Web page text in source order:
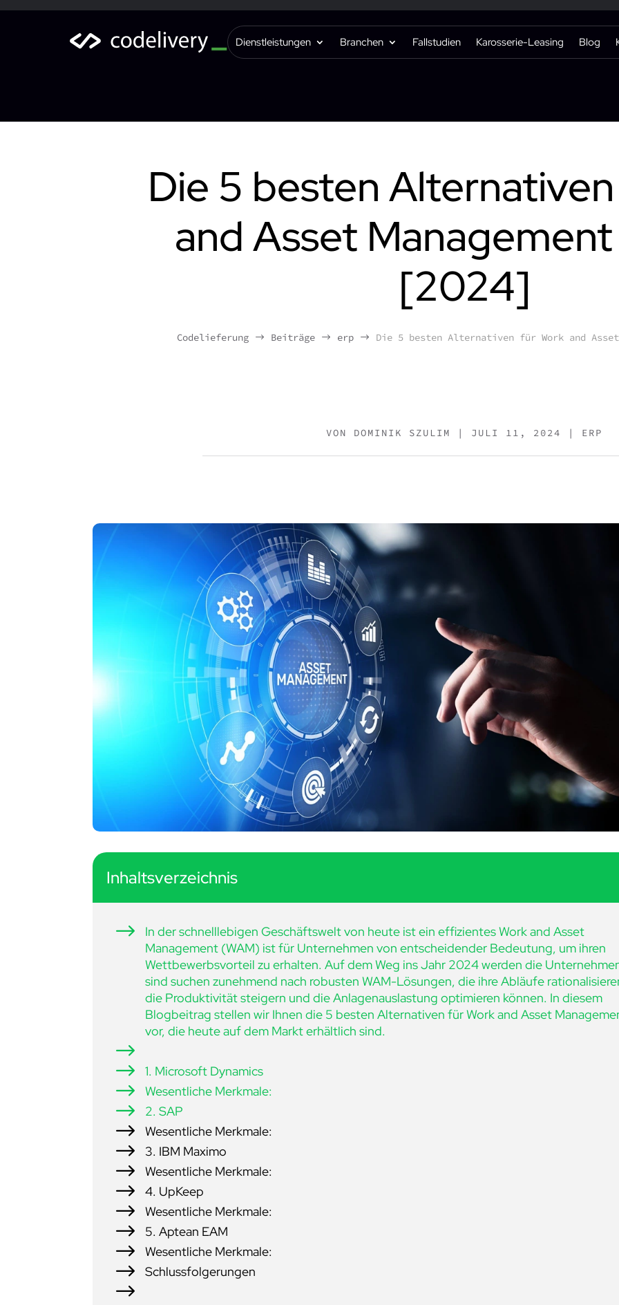
Dienstleistungen Branchen Fallstudien Karosserie-Leasing Blog
Die 5 besten
and Asset
[2024]
Codelieferung $ Beiträge $ erp $ Die 5 besten Alternativen für Work and Asset
VON DOMINIK SZULIM | JULI 11, 2024 | ERP
Inhaltsverzeichnis
$
In der schnelllebigen Geschäftswelt von heute ist ein effizientes Work and Asset
Management (WAM) ist für Unternehmen von entscheidender Bedeutung, um ihren
Wettbewerbsvorteil zu erhalten. Auf dem Weg ins Jahr 2024 werden die
sind suchen zunehmend nach robusten WAM-Lösungen, die ihre Abläufe
die Produktivität steigern und die Anlagenauslastung optimieren können. In diesem
Blogbeitrag stellen wir Ihnen die 5 besten Alternativen für Work and Asset
vor, die heute auf dem Markt erhältlich sind.
$
$
1. Microsoft Dynamics
$ Wesentliche Merkmale:
$ 2. SAP
$ Wesentliche Merkmale:
$ 3. IBM Maximo
$ Wesentliche Merkmale:
$ 4. UpKeep
$ Wesentliche Merkmale:
$ 5. Aptean EAM
$ Wesentliche Merkmale:
$ Schlussfolgerungen
$